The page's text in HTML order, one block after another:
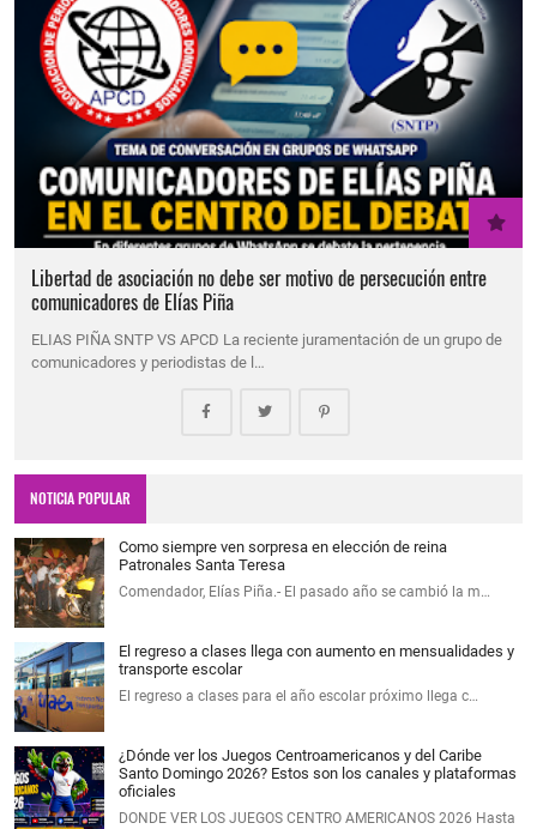
Libertad de asociación no debe ser motivo de persecución entre
comunicadores de Elías Piña
ELIAS PIÑA SNTP VS APCD La reciente juramentación de un grupo de
comunicadores y periodistas de l…
NOTICIA POPULAR
Como siempre ven sorpresa en elección de reina
Patronales Santa Teresa
Comendador, Elías Piña.- El pasado año se cambió la m…
El regreso a clases llega con aumento en mensualidades y
transporte escolar
El regreso a clases para el año escolar próximo llega c…
¿Dónde ver los Juegos Centroamericanos y del Caribe
Santo Domingo 2026? Estos son los canales y plataformas
oficiales
DONDE VER LOS JUEGOS CENTRO AMERICANOS 2026 Hasta